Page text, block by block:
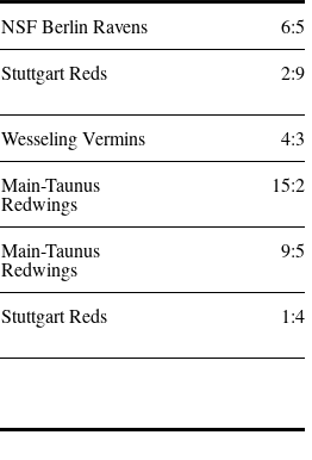
NSF Berlin Ravens
6:5
Stuttgart Reds 2:9
Wesseling Vermins
4:3
Main-Taunus
Redwings
15:2
Main-Taunus
Redwings
9:5
Stuttgart Reds 1:4